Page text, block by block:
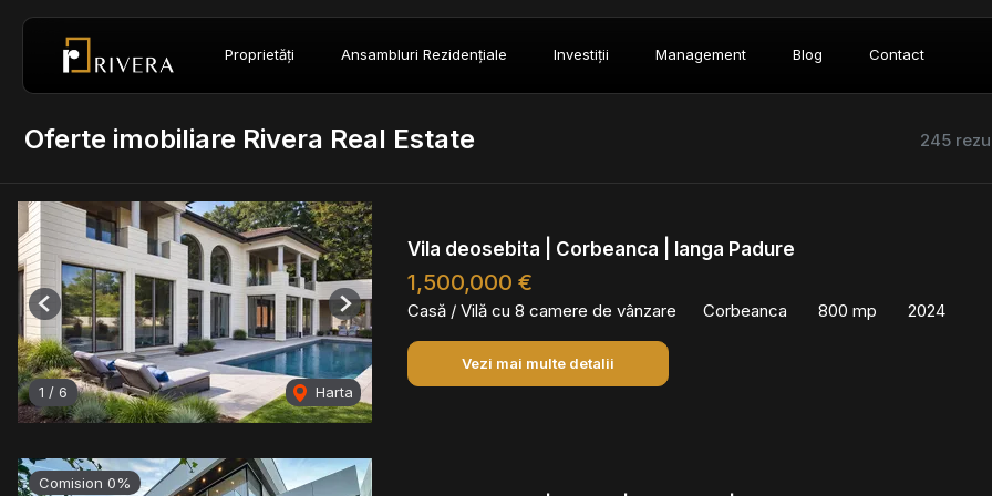
Proprietăți Ansambluri Rezidențiale Investiții Management Blog Contact
245
Oferte imobiliare Rivera Real Estate
1 / 6 Harta
Previous Next
Vila deosebita | Corbeanca | langa Padure
1,500,000 €
Casă / Vilă cu 8 camere de vânzare Corbeanca 800 mp 2024
Vezi mai multe detalii
Comision 0%